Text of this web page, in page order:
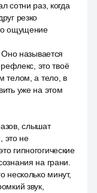
сотни раз, когда
резко
ощущение
Оно называется
это твоё
телом, а тело, в
уже на этом
слышат
это не
гипногогические
на грани.
несколько минут,
звук,